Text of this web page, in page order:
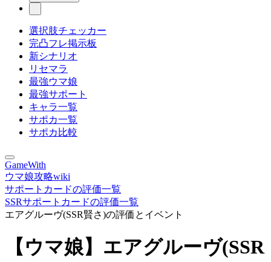
選択肢チェッカー
完凸フレ掲示板
新シナリオ
リセマラ
最強ウマ娘
最強サポート
キャラ一覧
サポカ一覧
サポカ比較
GameWith
ウマ娘攻略wiki
サポートカードの評価一覧
SSRサポートカードの評価一覧
エアグルーヴ(SSR賢さ)の評価とイベント
【ウマ娘】エアグルーヴ(SSR